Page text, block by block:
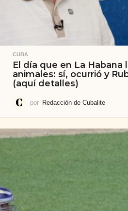
CUBA
El día que en La Habana
animales: sí, ocurrió y
(aquí detalles)
por Redacción de Cubalite